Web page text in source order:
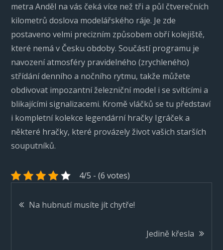
metra Anděl na vás čeká více než tři a půl čtverečních
kilometrů doslova modelářského ráje. Je zde
postaveno velmi precizním způsobem obří kolejiště,
které nemá v Česku obdoby. Součástí programu je
navození atmosféry pravidelného (zrychleného)
střídání denního a nočního rytmu, takže můžete
obdivovat impozantní železniční model i se svítícími a
blikajícími signalizacemi. Kromě vláčků se tu představí
i kompletní kolekce legendární hračky Igráček a
některé hračky, které provázely život vašich starších
souputníků.
4/5 - (6 votes)
Navigace
Na hubnutí musíte jít chytře!
Jedině křesla